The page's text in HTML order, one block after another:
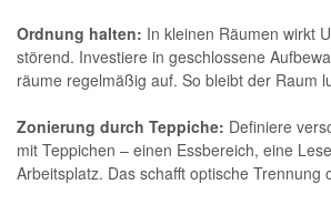
Ordnung halten: In kleinen Räumen wirkt
störend. Investiere in geschlossene
räume regelmäßig auf. So bleibt der Raum
Zonierung durch Teppiche: Definiere
mit Teppichen – einen Essbereich, eine
Arbeitsplatz. Das schafft optische Trennung